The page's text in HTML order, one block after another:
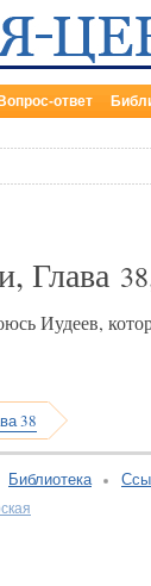
Вопрос-ответ
Глава 38
Иудеев,
38
Библиотека